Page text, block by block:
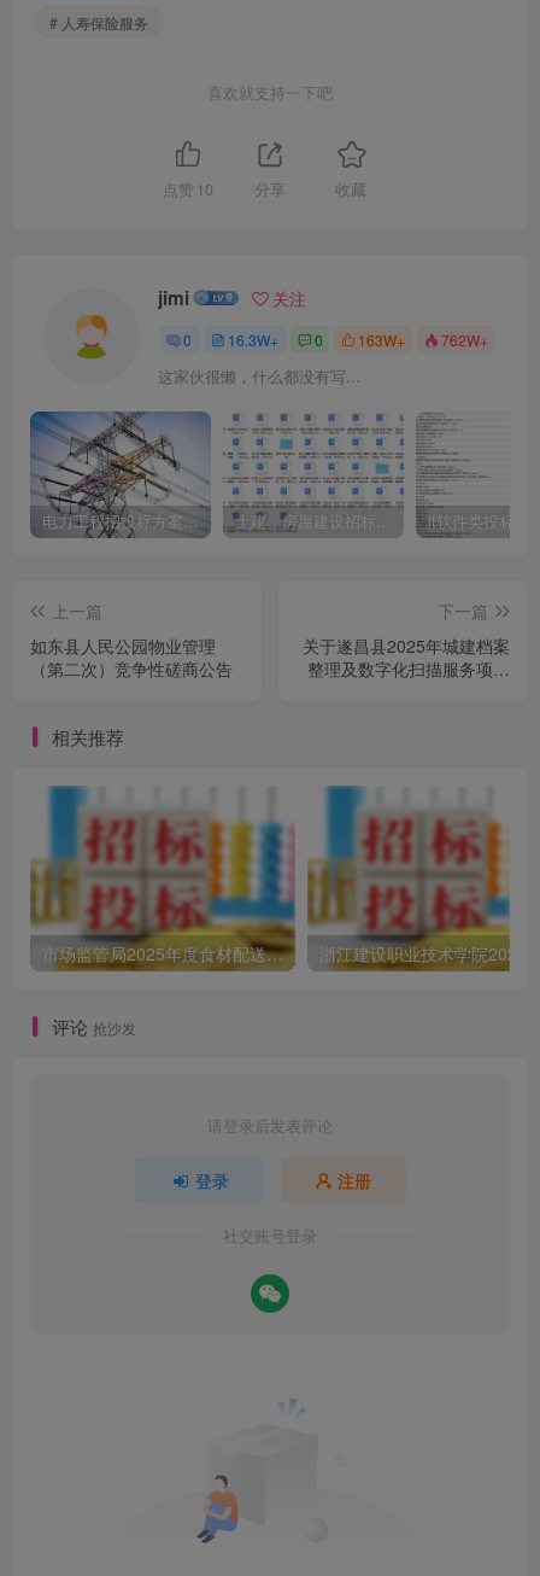
# 人寿保险服务
喜欢就支持一下吧
点赞 10 分享 收藏
jimi 关注
0 16.3W+ 0 163W+ 762W+
这家伙很懒，什么都没有写...
电力工程招投标方案模板 土建、房屋建设招标文件标书模板 it软件类投标书
上一篇
如东县人民公园物业管理
（第二次）竞争性磋商公告
下一篇
关于遂昌县2025年城建档案
整理及数字化扫描服务项目
相关推荐
市场监管局2025年度食材配送采购公告
评论 抢沙发
请登录后发表评论
登录 注册
社交账号登录